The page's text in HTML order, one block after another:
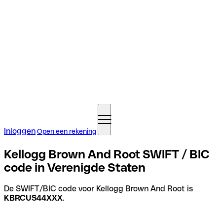
InloggenOpen een rekening
Kellogg Brown And Root SWIFT / BIC
code in Verenigde Staten
De SWIFT/BIC code voor Kellogg Brown And Root is
KBRCUS44XXX.